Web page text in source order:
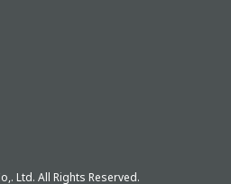
Ltd. All Rights Reserved.